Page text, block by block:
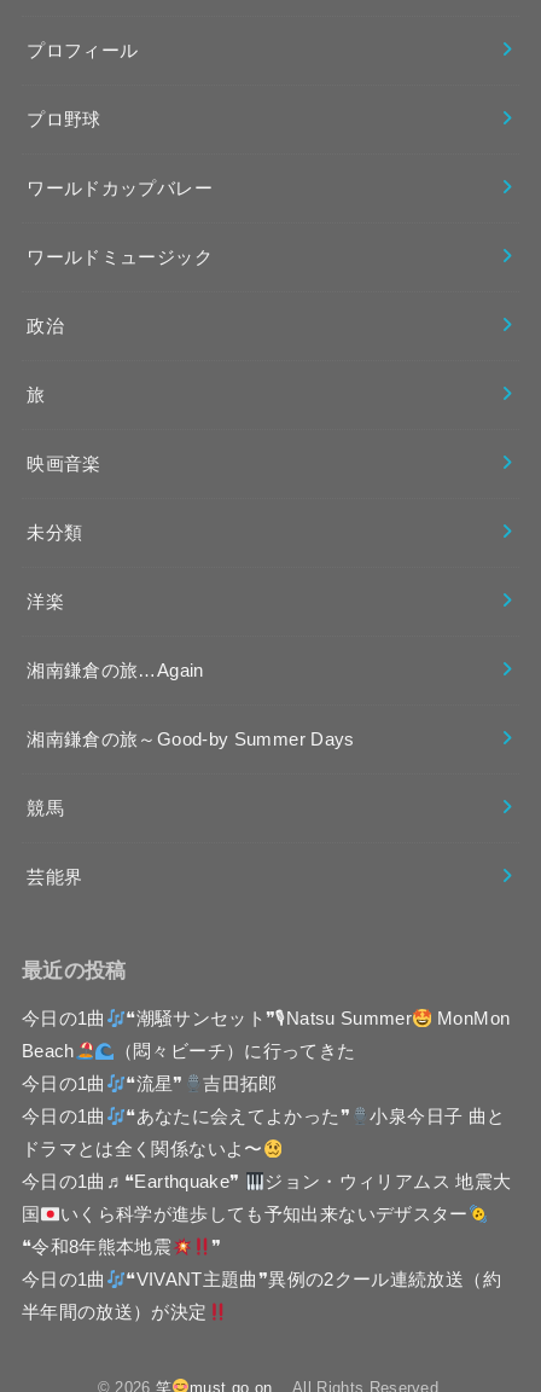
プロフィール
プロ野球
ワールドカップバレー
ワールドミュージック
政治
旅
映画音楽
未分類
洋楽
湘南鎌倉の旅…Again
湘南鎌倉の旅～Good-by Summer Days
競馬
芸能界
最近の投稿
今日の1曲 ❝潮騒サンセット❞🎙Natsu Summer
MonMon
Beach
（悶々ビーチ）に行ってきた
今日の1曲
❝流星❞
吉田拓郎
今日の1曲
❝あなたに会えてよかった❞
小泉今日子 曲と
ドラマとは全く関係ないよ〜
今日の1曲♬❝Earthquake❞
ジョン・ウィリアムス 地震大
国
いくら科学が進歩しても予知出来ないデザスター
❝令和8年熊本地震
❞
今日の1曲
❝VIVANT主題曲❞異例の2クール連続放送（約
半年間の放送）が決定
© 2026 笑 must go on All Rights Reserved.